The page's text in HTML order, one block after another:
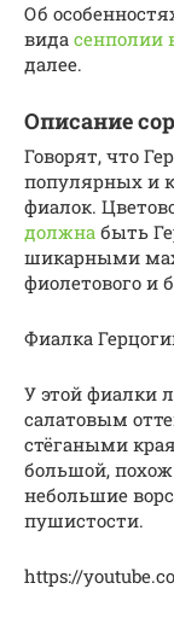
Об
вида сенполии
далее.
Описание
Говорят, что
популярных и
фиалок.
должна быть
шикарными
фиолетового и
Фиалка
У этой фиалки
салатовым
стёгаными
большой,
небольшие
пушистости.
https://